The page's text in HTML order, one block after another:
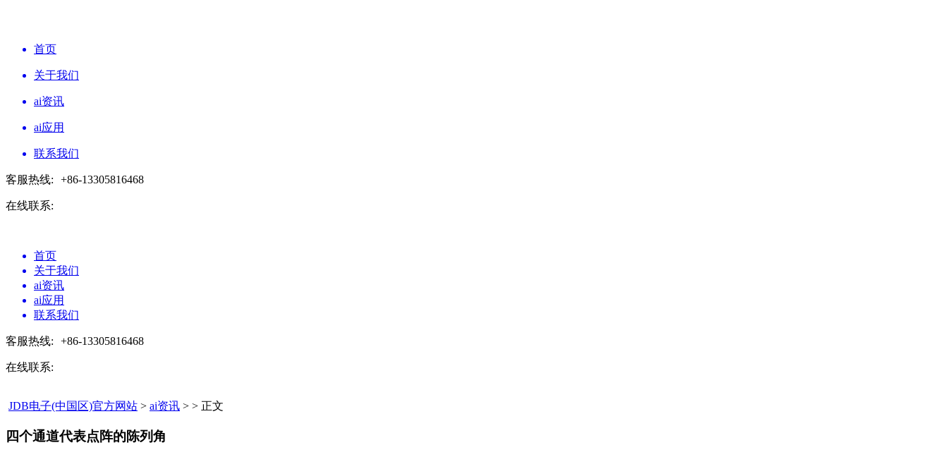
首页
关于我们
ai资讯
ai应用
联系我们
客服热线: +86-13305816468
在线联系:
首页
关于我们
ai资讯
ai应用
联系我们
客服热线: +86-13305816468
在线联系:
JDB电子(中国区)官方网站 > ai资讯 > > 正文
四个通道代表点阵的陈列角​